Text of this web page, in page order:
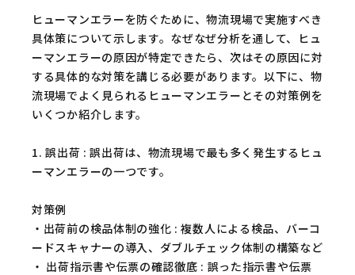
ヒューマンエラーを防ぐために、物流現場で実施すべき
具体策について示します。なぜなぜ分析を通して、ヒュ
ーマンエラーの原因が特定できたら、次はその原因に対
する具体的な対策を講じる必要があります。以下に、物
流現場でよく見られるヒューマンエラーとその対策例を
いくつか紹介します。
1. 誤出荷 : 誤出荷は、物流現場で最も多く発生するヒュ
ーマンエラーの一つです。
対策例
・出荷前の検品体制の強化 : 複数人による検品、バーコ
ードスキャナーの導入、ダブルチェック体制の構築など
・ 出荷指示書や伝票の確認徹底 : 誤った指示書や伝票